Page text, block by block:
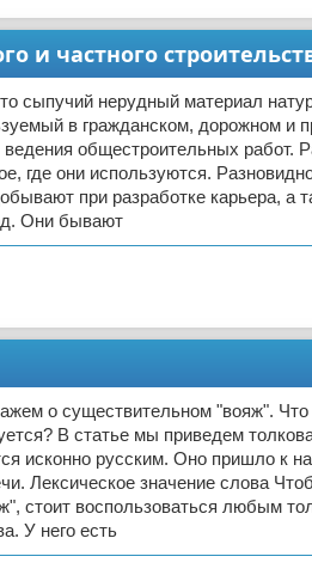
и частного
сыпучий нерудный материал
в гражданском, дорожном и
общестроительных работ.
где они используются.
при разработке карьера, а
Они бывают
о существительном "вояж". Что
В статье мы приведем
исконно русским. Оно пришло к
Лексическое значение слова
стоит воспользоваться любым
У него есть